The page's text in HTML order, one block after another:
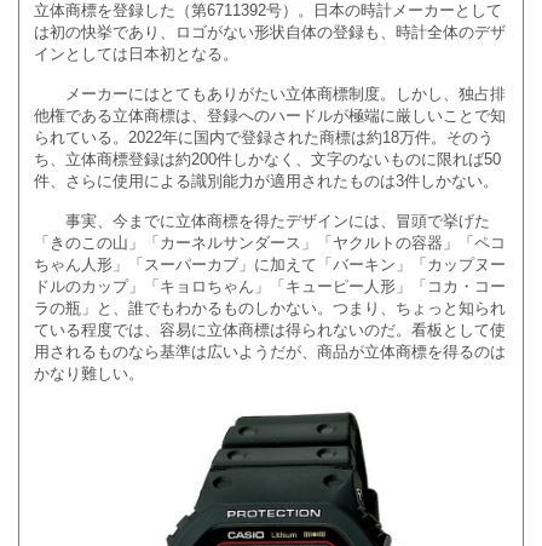
立体商標を登録した（第6711392号）。日本の時計メーカーとして
は初の快挙であり、ロゴがない形状自体の登録も、時計全体のデザ
インとしては日本初となる。
メーカーにはとてもありがたい立体商標制度。しかし、独占排
他権である立体商標は、登録へのハードルが極端に厳しいことで知
られている。2022年に国内で登録された商標は約18万件。そのう
ち、立体商標登録は約200件しかなく、文字のないものに限れば50
件、さらに使用による識別能力が適用されたものは3件しかない。
事実、今までに立体商標を得たデザインには、冒頭で挙げた
「きのこの山」「カーネルサンダース」「ヤクルトの容器」「ペコ
ちゃん人形」「スーパーカブ」に加えて「バーキン」「カップヌー
ドルのカップ」「キョロちゃん」「キューピー人形」「コカ・コー
ラの瓶」と、誰でもわかるものしかない。つまり、ちょっと知られ
ている程度では、容易に立体商標は得られないのだ。看板として使
用されるものなら基準は広いようだが、商品が立体商標を得るのは
かなり難しい。